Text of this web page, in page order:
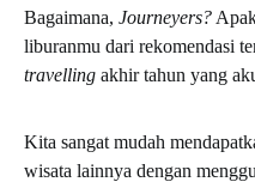
Bagaimana, Journeyers?
liburanmu dari rekomendasi
travelling akhir tahun yang
Kita sangat mudah
wisata lainnya dengan